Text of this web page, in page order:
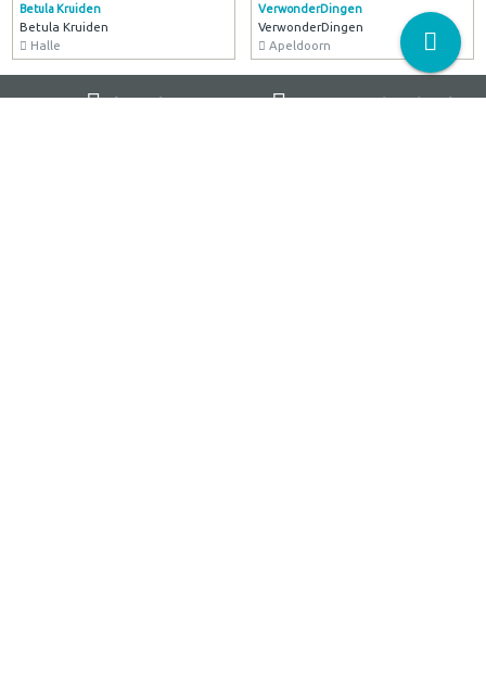
Betula Kruiden
Betula Kruiden
Halle
VerwonderDingen
VerwonderDingen
Apeldoorn
Ik zoek Bewust Achterhoek